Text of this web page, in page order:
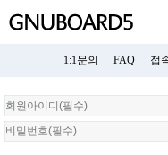
1:1문의 FAQ 접
회
원
로